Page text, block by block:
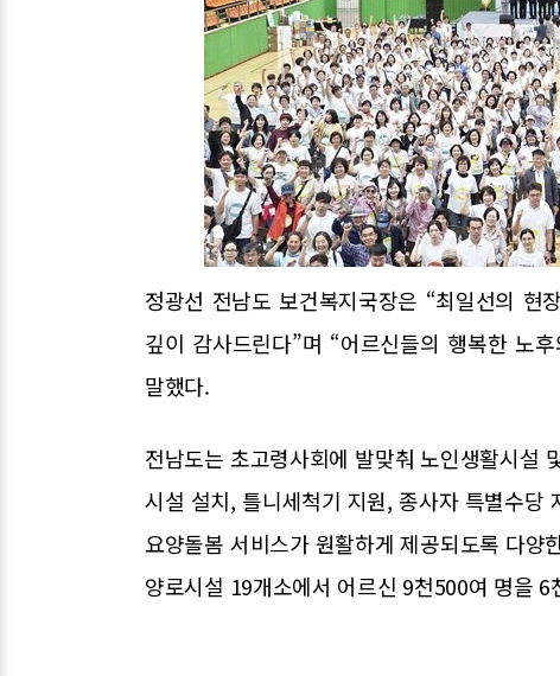
정광선 전남도 보건복지국장은 “최일선의 현
깊이 감사드린다”며 “어르신들의 행복한 노
말했다.
전남도는 초고령사회에 발맞춰 노인생활시설
시설 설치, 틀니세척기 지원, 종사자 특별수당
요양돌봄 서비스가 원활하게 제공되도록 다
양로시설 19개소에서 어르신 9천500여 명을